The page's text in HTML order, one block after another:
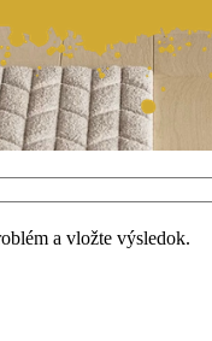
a vložte výsledok.